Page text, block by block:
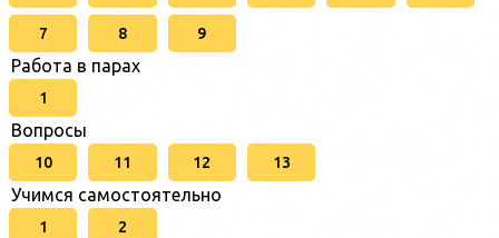
7 8 9
Работа в парах
1
Вопросы
10 11 12 13
Учимся самостоятельно
1 2